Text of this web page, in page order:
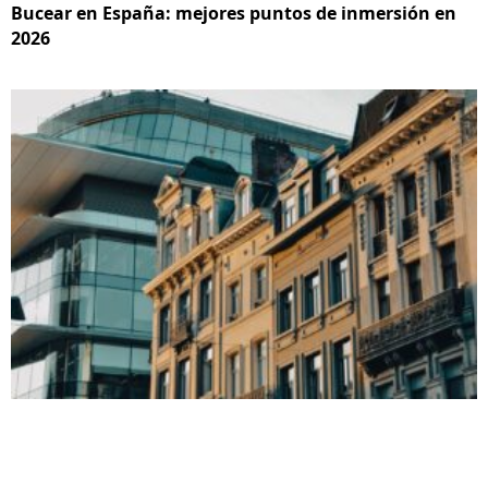
Bucear en España: mejores puntos de inmersión en
2026